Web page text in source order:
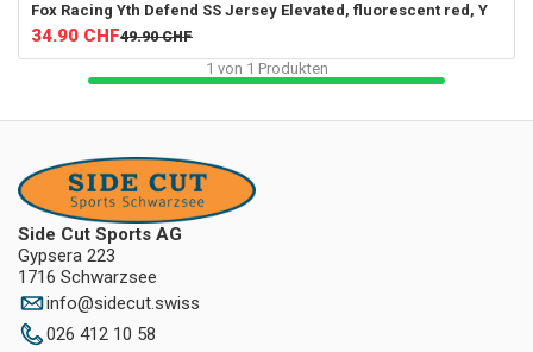
Fox Racing Yth Defend SS Jersey Elevated, fluorescent red, Y
34.90 CHF49.90 CHF
1 von 1 Produkten
Side Cut Sports AG
Gypsera 223
1716 Schwarzsee
info@sidecut.swiss
026 412 10 58